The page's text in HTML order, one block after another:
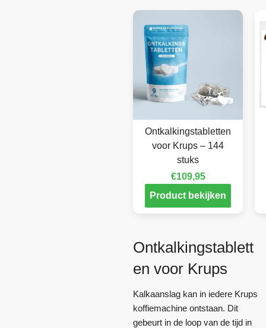
Ontkalkingstabletten
voor Krups – 144
stuks
€109,95
Product bekijken
Ontkalkingstablett
en voor Krups
Kalkaanslag kan in iedere Krups
koffiemachine ontstaan. Dit
gebeurt in de loop van de tijd in